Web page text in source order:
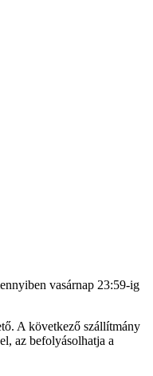
vasárnap 23:59-ig
A következő szállítmány
az befolyásolhatja a